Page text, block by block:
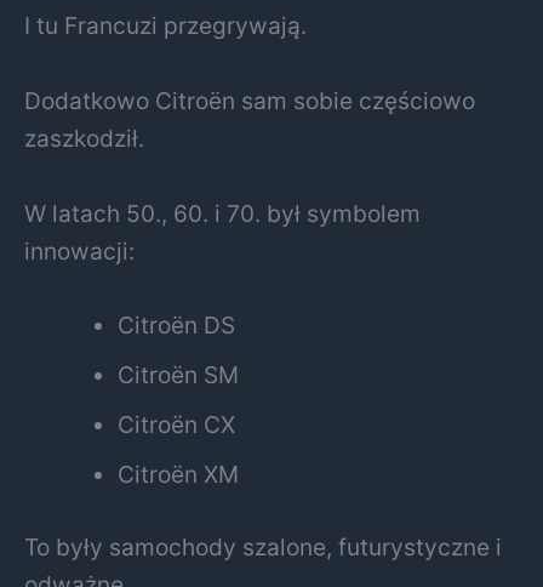
I tu Francuzi przegrywają.
Dodatkowo Citroën sam sobie częściowo
zaszkodził.
W latach 50., 60. i 70. był symbolem
innowacji:
Citroën DS
Citroën SM
Citroën CX
Citroën XM
To były samochody szalone, futurystyczne i